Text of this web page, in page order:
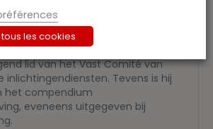
Hof van beroep te Gent,
ondervoorzitter van de
financiële hulp aan slachtoffers
gewelddaden, alsook
lid van het Vast Comité van
inlichtingendiensten. Tevens is hij
het compendium
eveneens uitgegeven bij
les cookies